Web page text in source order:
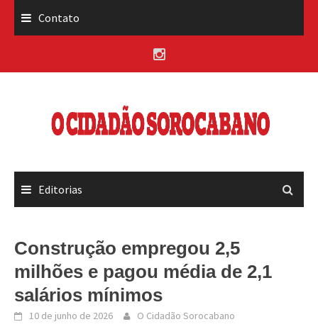
Contato
Editorias
Construção empregou 2,5
milhões e pagou média de 2,1
salários mínimos
10 de junho de 2026 O Cidadão Sorocabano